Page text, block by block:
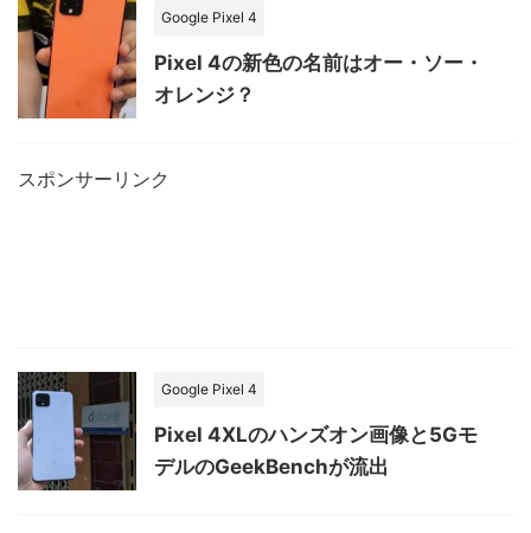
Google Pixel 4
Pixel 4の新色の名前はオー・ソー・
オレンジ？
スポンサーリンク
Google Pixel 4
Pixel 4XLのハンズオン画像と5Gモ
デルのGeekBenchが流出